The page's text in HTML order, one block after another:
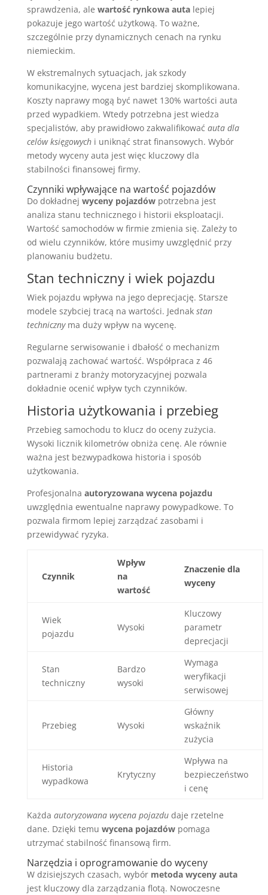
sprawdzenia, ale wartość rynkowa autalepiej
pokazuje jego wartość użytkową. To ważne,
szczególnie przy dynamicznych cenach na rynku
niemieckim.
W ekstremalnych sytuacjach, jak szkody
komunikacyjne, wycena jest bardziej skomplikowana.
Koszty naprawy mogą być nawet 130% wartości auta
przed wypadkiem. Wtedy potrzebna jest wiedza
specjalistów, aby prawidłowo zakwalifikować auta dla
celów księgowychi uniknąć strat finansowych. Wybór
metody wyceny auta jest więc kluczowy dla
stabilności finansowej firmy.
Czynniki wpływające na wartość pojazdów
Do dokładnej wyceny pojazdówpotrzebna jest
analiza stanu technicznego i historii eksploatacji.
Wartość samochodów w firmie zmienia się. Zależy to
od wielu czynników, które musimy uwzględnić przy
planowaniu budżetu.
Stan techniczny i wiek pojazdu
Wiek pojazdu wpływa na jego deprecjację. Starsze
modele szybciej tracą na wartości. Jednak stan
technicznyma duży wpływ na wycenę.
Regularne serwisowanie i dbałość o mechanizm
pozwalają zachować wartość. Współpraca z 46
partnerami z branży motoryzacyjnej pozwala
dokładnie ocenić wpływ tych czynników.
Historia użytkowania i przebieg
Przebieg samochodu to klucz do oceny zużycia.
Wysoki licznik kilometrów obniża cenę. Ale równie
ważna jest bezwypadkowa historia i sposób
użytkowania.
Profesjonalna autoryzowana wycena pojazdu
uwzględnia ewentualne naprawy powypadkowe. To
pozwala firmom lepiej zarządzać zasobami i
przewidywać ryzyka.
Czynnik
Wpływ
na
wartość
Znaczenie dla
wyceny
Wiek
pojazdu
Wysoki
Kluczowy
parametr
deprecjacji
Stan
techniczny
Bardzo
wysoki
Wymaga
weryfikacji
serwisowej
Przebieg Wysoki
Główny
wskaźnik
zużycia
Historia
wypadkowa
Krytyczny
Wpływa na
bezpieczeństwo
i cenę
Każda autoryzowana wycena pojazdudaje rzetelne
dane. Dzięki temu wycena pojazdówpomaga
utrzymać stabilność finansową firm.
Narzędzia i oprogramowanie do wyceny
W dzisiejszych czasach, wybór metoda wyceny auta
jest kluczowy dla zarządzania flotą. Nowoczesne